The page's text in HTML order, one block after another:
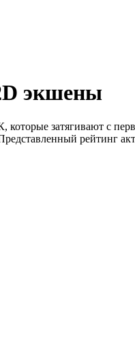
экшены
затягивают с
рейтинг